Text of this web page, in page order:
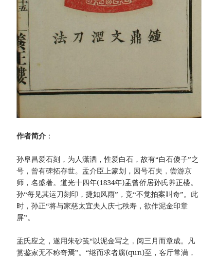
作者简介 ：
孙阜昌爱石刻，为人潇洒，性爱白石，故有“白石傻子”之
号，曾有碑拓存世。盂介臣上篆划，因号石夫，尝游京
师，名盛著。道光十四年(1834年)盂曾侨居孙氏养正楼。
孙“每见其运刀刻印，捷如风雨”，竞“不觉拍案叫奇”。此
时，孙正“将与家慈太宜夫人庆七秩寿，欲作泥金印章
屏”。
盂氏应之，遂用朱砂笺“以泥金写之，阅三月而章成。凡
赏鉴家无不称奇焉”。“继而求者腐(qun)至，客厅常满，